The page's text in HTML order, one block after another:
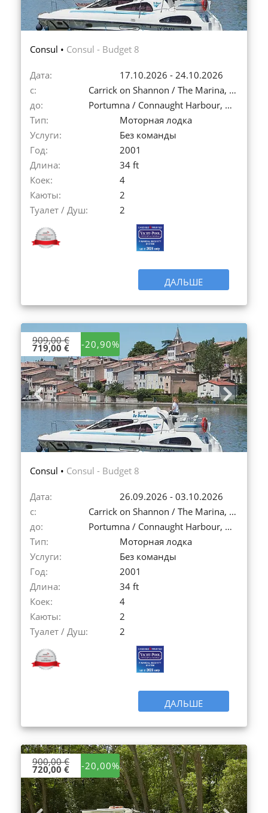
Consul • Consul - Budget 8
Дата:
17.10.2026 - 24.10.2026
с:
Carrick on Shannon / The Marina, Ирландия
до:
Portumna / Connaught Harbour, Ирландия
Тип:
Моторная лодка
Услуги:
Без команды
Год:
2001
Длина:
34 ft
Коек:
4
Каюты:
2
Туалет / Душ:
2
ДАЛЬШЕ
-20,90%
909,00 €
719,00 €
Previous Next
Consul • Consul - Budget 8
Дата:
26.09.2026 - 03.10.2026
с:
Carrick on Shannon / The Marina, Ирландия
до:
Portumna / Connaught Harbour, Ирландия
Тип:
Моторная лодка
Услуги:
Без команды
Год:
2001
Длина:
34 ft
Коек:
4
Каюты:
2
Туалет / Душ:
2
ДАЛЬШЕ
-20,00%
900,00 €
720,00 €